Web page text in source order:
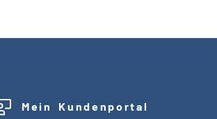
Mein Kundenportal